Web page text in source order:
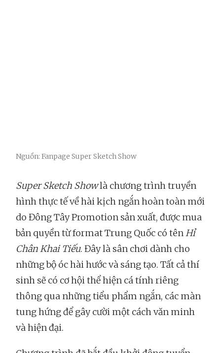
Nguồn: Fanpage Super Sketch Show
Super Sketch Showlà chương trình truyền
hình thực tế về hài kịch ngắn hoàn toàn mới
do Đông Tây Promotion sản xuất, được mua
bản quyền từ format Trung Quốc có tênHỉ
Chân Khai Tiếu. Đây là sân chơi dành cho
những bộ óc hài hước và sáng tạo. Tất cả thí
sinh sẽ có cơ hội thể hiện cá tính riêng
thông qua những tiểu phẩm ngắn, các màn
tung hứng để gây cười một cách văn minh
và hiện đại.